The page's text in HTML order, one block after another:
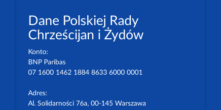
Dane Polskiej Rady
Chrześcijan i Żydów
Konto:
BNP Paribas
07 1600 1462 1884 8633 6000 0001
Adres:
Al. Solidarności 76a, 00-145 Warszawa